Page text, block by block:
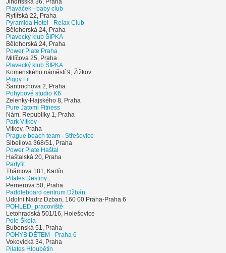
Jindřišská 36, Praha
Plaváček - baby club
Rytířská 22, Praha
Pyramida Hotel - Relax Club
Bělohorská 24, Praha
Plavecký klub ŠIPKA
Bělohorská 24, Praha
Power Plate Praha
Milíčova 25, Praha
Plavecký klub ŠIPKA
Komenského náměstí 9, Žižkov
Piggy Fit
Šantrochova 2, Praha
Pohybové studio K6
Zelenky-Hajského 8, Praha
Pure Jatomi Fitness
Nám. Republiky 1, Praha
Park Vítkov
Vítkov, Praha
Prague beach team - Střešovice
Sibeliova 368/51, Praha
Power Plate Haštal
Haštalská 20, Praha
Partyfit
Thámova 181, Karlín
Pilates Destiny
Pernerova 50, Praha
Paddleboard centrum Džbán
Udolni Nadrz Dzban, 160 00 Praha-Praha 6
POHLED_pracoviště
Letohradská 501/16, Holešovice
Pole Škola
Bubenská 51, Praha
POHYB DĚTEM - Praha 6
Vokovická 34, Praha
Pilates Hloubětín